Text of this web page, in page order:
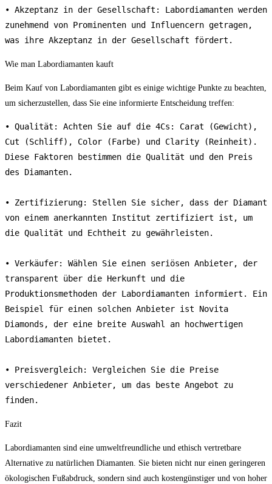
• Akzeptanz in der Gesellschaft: Labordiamanten werden
zunehmend von Prominenten und Influencern getragen,
was ihre Akzeptanz in der Gesellschaft fördert.
Wie man Labordiamanten kauft
Beim Kauf von Labordiamanten gibt es einige wichtige Punkte zu beachten,
um sicherzustellen, dass Sie eine informierte Entscheidung treffen:
• Qualität: Achten Sie auf die 4Cs: Carat (Gewicht),
Cut (Schliff), Color (Farbe) und Clarity (Reinheit).
Diese Faktoren bestimmen die Qualität und den Preis
des Diamanten.
• Zertifizierung: Stellen Sie sicher, dass der Diamant
von einem anerkannten Institut zertifiziert ist, um
die Qualität und Echtheit zu gewährleisten.
• Verkäufer: Wählen Sie einen seriösen Anbieter, der
transparent über die Herkunft und die
Produktionsmethoden der Labordiamanten informiert. Ein
Beispiel für einen solchen Anbieter ist Novita
Diamonds, der eine breite Auswahl an hochwertigen
Labordiamanten bietet.
• Preisvergleich: Vergleichen Sie die Preise
verschiedener Anbieter, um das beste Angebot zu
finden.
Fazit
Labordiamanten sind eine umweltfreundliche und ethisch vertretbare
Alternative zu natürlichen Diamanten. Sie bieten nicht nur einen geringeren
ökologischen Fußabdruck, sondern sind auch kostengünstiger und von hoher